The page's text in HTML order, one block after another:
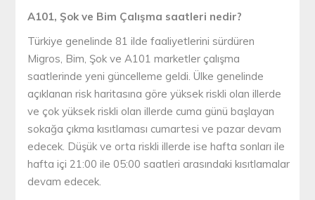
A101, Şok ve Bim Çalışma saatleri nedir?
Türkiye genelinde 81 ilde faaliyetlerini sürdüren
Migros, Bim, Şok ve A101 marketler çalışma
saatlerinde yeni güncelleme geldi. Ülke genelinde
açıklanan risk haritasına göre yüksek riskli olan illerde
ve çok yüksek riskli olan illerde cuma günü başlayan
sokağa çıkma kısıtlaması cumartesi ve pazar devam
edecek. Düşük ve orta riskli illerde ise hafta sonları ile
hafta içi 21:00 ile 05:00 saatleri arasındaki kısıtlamalar
devam edecek.